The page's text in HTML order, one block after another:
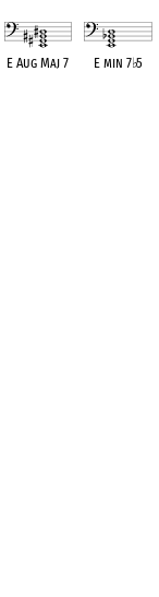
E Aug Maj 7 E min 7♭5